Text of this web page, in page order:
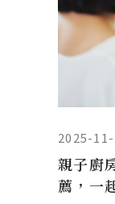
2025-
親子廚
薦，一